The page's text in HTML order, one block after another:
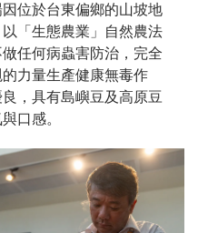
位於台東偏鄉的山坡地
「生態農業」自然農法
任何病蟲害防治，完全
力量生產健康無毒作
，具有島嶼豆及高原豆
口感。